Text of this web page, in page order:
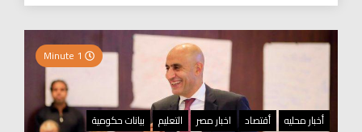
أخبار محليه أقتصاد اخبار مصر التعليم بيانات حكومية